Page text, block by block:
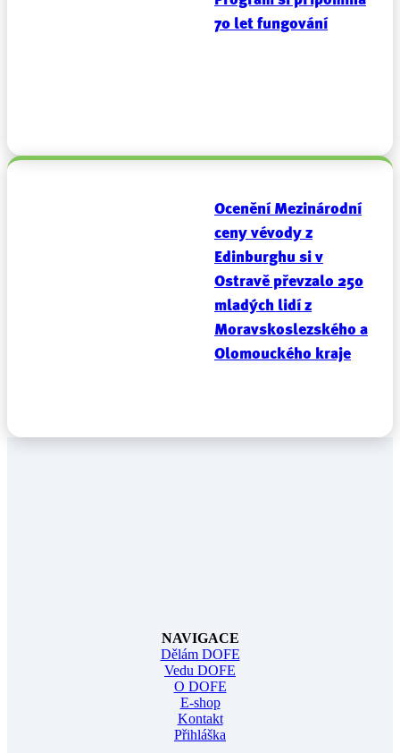
70 let fungování
Ocenění Mezinárodní
ceny vévody z
Edinburghu si v
Ostravě převzalo 250
mladých lidí z
Moravskoslezského a
Olomouckého kraje
NAVIGACE
Dělám DOFE
Vedu DOFE
O DOFE
E-shop
Kontakt
Přihláška